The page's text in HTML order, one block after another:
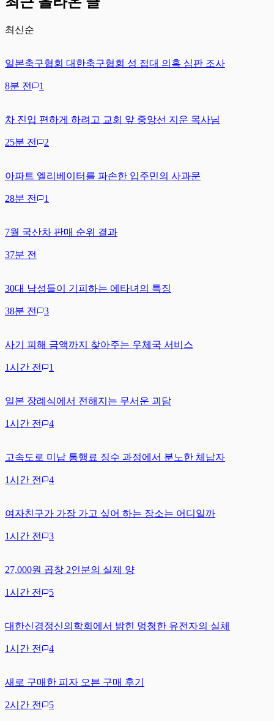
최신순
일본축구협회 대한축구협회 성 접대 의혹 심판 조사
8분 전 1
차 진입 편하게 하려고 교회 앞 중앙선 지운 목사님
25분 전 2
아파트 엘리베이터를 파손한 입주민의 사과문
28분 전 1
7월 국산차 판매 순위 결과
37분 전
30대 남성들이 기피하는 에타녀의 특징
38분 전 3
사기 피해 금액까지 찾아주는 우체국 서비스
1시간 전 1
일본 장례식에서 전해지는 무서운 괴담
1시간 전 4
고속도로 미납 통행료 징수 과정에서 분노한 체납자
1시간 전 4
여자친구가 가장 가고 싶어 하는 장소는 어디일까
1시간 전 3
27,000원 곱창 2인분의 실제 양
1시간 전 5
대한신경정신의학회에서 밝힌 멍청한 유전자의 실체
1시간 전 4
새로 구매한 피자 오븐 구매 후기
2시간 전 5